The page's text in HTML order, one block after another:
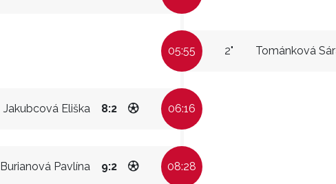
05:55 Tománková
2"
Jakubcová Eliška 8:2 06:16
Burianová Pavlína 9:2 08:28